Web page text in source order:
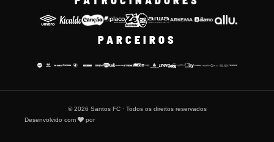
PARCEIROS
© 2026 Santos FC · Todos os direitos reservados
Desenvolvido com
por